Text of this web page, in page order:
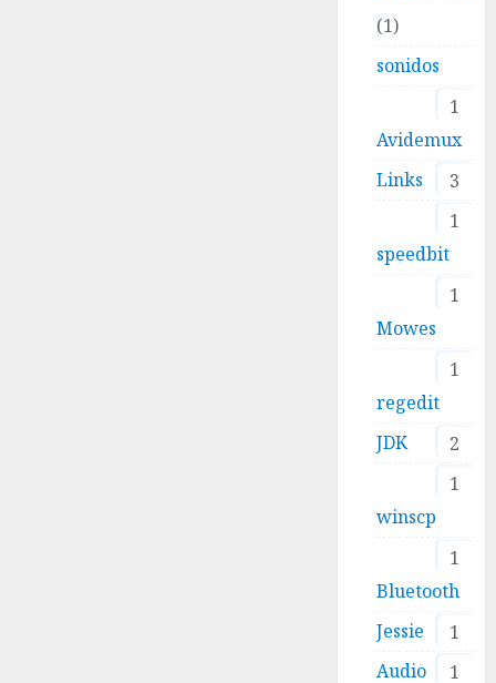
1
sonidos
1
Avidemux
3
Links
1
speedbit
1
Mowes
1
regedit
2
JDK
1
winscp
1
Bluetooth
1
Jessie
1
Audio